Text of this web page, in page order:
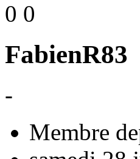
0 0
FabienR83
-
Membre